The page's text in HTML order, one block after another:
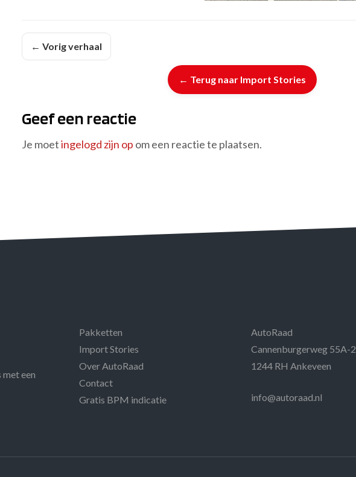
← Vorig verhaal
← Terug naar Import Stories
Geef een reactie
Je moetingelogd zijn op om een reactie te plaatsen.
met een
Pakketten
Import Stories
Over AutoRaad
Contact
Gratis BPM indicatie
AutoRaad
Cannenburgerweg 55A-2
1244 RH Ankeveen
info@autoraad.nl